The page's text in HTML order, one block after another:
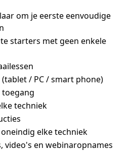
om je eerste eenvoudige
starters met geen enkele
/ PC / smart phone)
toegang
techniek
elke techniek
video's en webinaropnames